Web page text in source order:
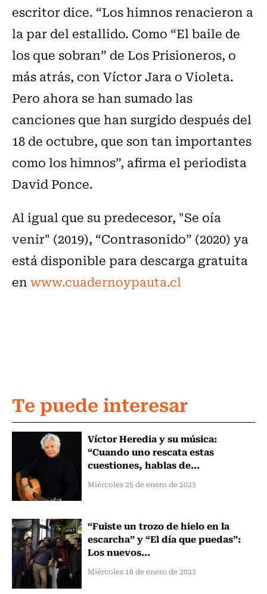
escritor dice. “Los himnos renacieron a
la par del estallido. Como “El baile de
los que sobran” de Los Prisioneros, o
más atrás, con Víctor Jara o Violeta.
Pero ahora se han sumado las
canciones que han surgido después del
18 de octubre, que son tan importantes
como los himnos”, afirma el periodista
David Ponce.
Al igual que su predecesor, "Se oía
venir" (2019), “Contrasonido” (2020) ya
está disponible para descarga gratuita
enwww.cuadernoypauta.cl
Te puede interesar
Víctor Heredia y su música:
“Cuando uno rescata estas
cuestiones, hablas de...
Miércoles 25 de enero de 2023
“Fuiste un trozo de hielo en la
escarcha” y “El día que puedas”:
Los nuevos...
Miércoles 18 de enero de 2023